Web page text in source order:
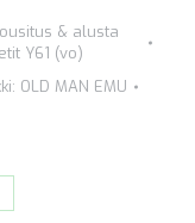
& alusta
Y61 (vo)
OLD MAN EMU